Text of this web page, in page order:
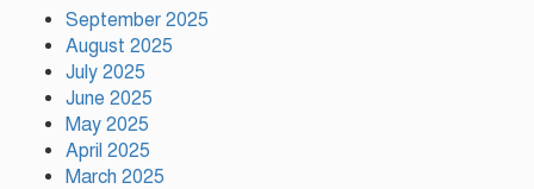
জমিয়ত
September 2025
August 2025
July 2025
June 2025
May 2025
April 2025
March 2025